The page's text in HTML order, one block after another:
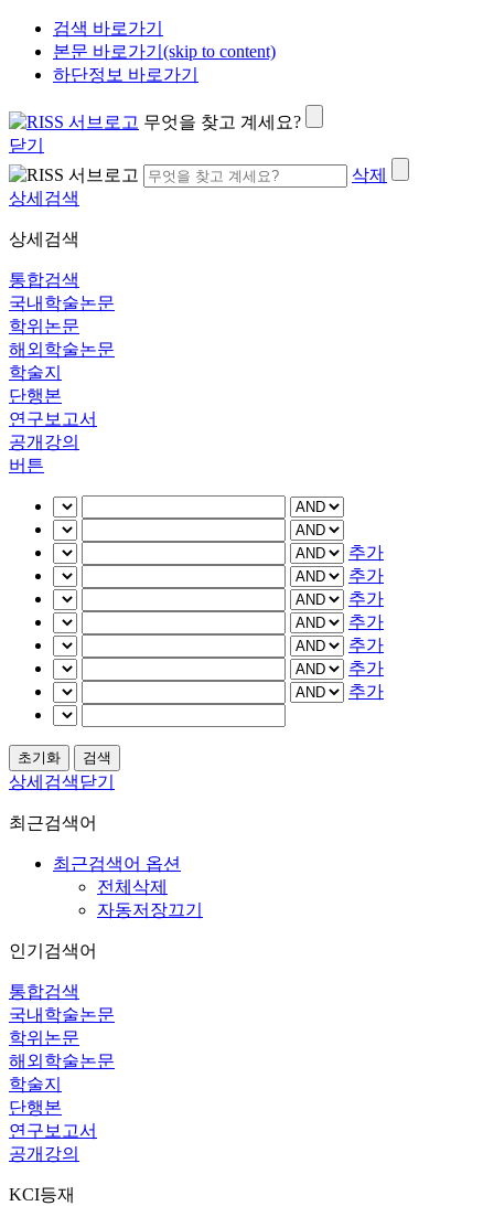
검색 바로가기
본문 바로가기(skip to content)
하단정보 바로가기
무엇을 찾고 계세요?
닫기
삭제
상세검색
상세검색
통합검색
국내학술논문
학위논문
해외학술논문
학술지
단행본
연구보고서
공개강의
버튼
추가
추가
추가
추가
추가
추가
추가
상세검색닫기
최근검색어
최근검색어 옵션
전체삭제
자동저장끄기
인기검색어
통합검색
국내학술논문
학위논문
해외학술논문
학술지
단행본
연구보고서
공개강의
KCI등재